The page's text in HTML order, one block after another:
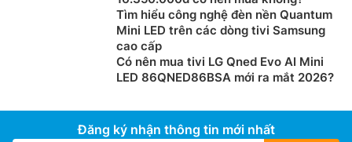
Tìm hiểu công nghệ đèn nền Quantum
Mini LED trên các dòng tivi Samsung
cao cấp
Có nên mua tivi LG Qned Evo AI Mini
LED 86QNED86BSA mới ra mắt 2026?
Đăng ký nhận thông tin mới nhất